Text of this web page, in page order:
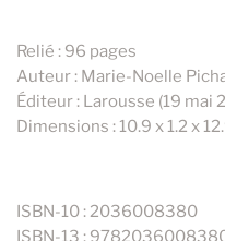
Relié : 96 pages
Auteur : Marie-Noelle
Éditeur : Larousse (19 mai
Dimensions : 10.9 x 1.2 x
ISBN-10 : 2036008380
ISBN-13 :